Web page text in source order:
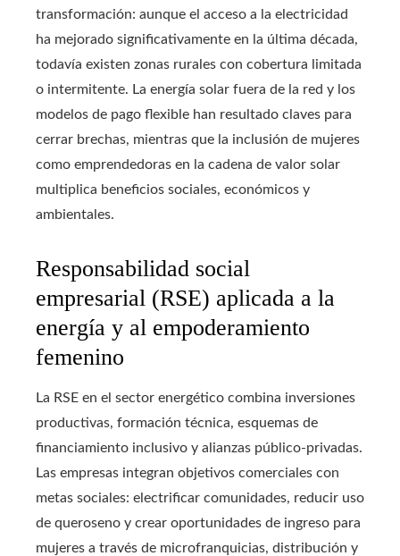
transformación: aunque el acceso a la electricidad
ha mejorado significativamente en la última década,
todavía existen zonas rurales con cobertura limitada
o intermitente. La energía solar fuera de la red y los
modelos de pago flexible han resultado claves para
cerrar brechas, mientras que la inclusión de mujeres
como emprendedoras en la cadena de valor solar
multiplica beneficios sociales, económicos y
ambientales.
Responsabilidad social
empresarial (RSE) aplicada a la
energía y al empoderamiento
femenino
La RSE en el sector energético combina inversiones
productivas, formación técnica, esquemas de
financiamiento inclusivo y alianzas público-privadas.
Las empresas integran objetivos comerciales con
metas sociales: electrificar comunidades, reducir uso
de queroseno y crear oportunidades de ingreso para
mujeres a través de microfranquicias, distribución y